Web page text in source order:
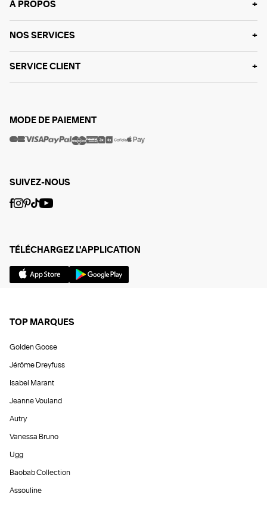
À PROPOS
NOS SERVICES
SERVICE CLIENT
MODE DE PAIEMENT
SUIVEZ-NOUS
TÉLÉCHARGEZ L'APPLICATION
TOP MARQUES
Golden Goose
Jérôme Dreyfuss
Isabel Marant
Jeanne Vouland
Autry
Vanessa Bruno
Ugg
Baobab Collection
Assouline